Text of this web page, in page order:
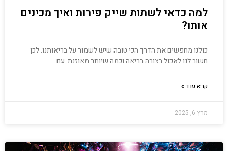
למה כדאי לשתות שייק פירות ואיך מכינים
אותו?
כולנו מחפשים את הדרך הכי טובה שיש לשמור על בריאותנו. לכן
חשוב לנו לאכול בצורה בריאה וכמה שיותר מאוזנת. עם
קרא עוד »
מרץ 6, 2025